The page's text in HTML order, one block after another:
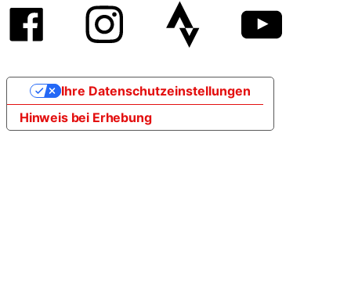
Hinweis bei Erhebung
Ihre Datenschutzeinstellungen